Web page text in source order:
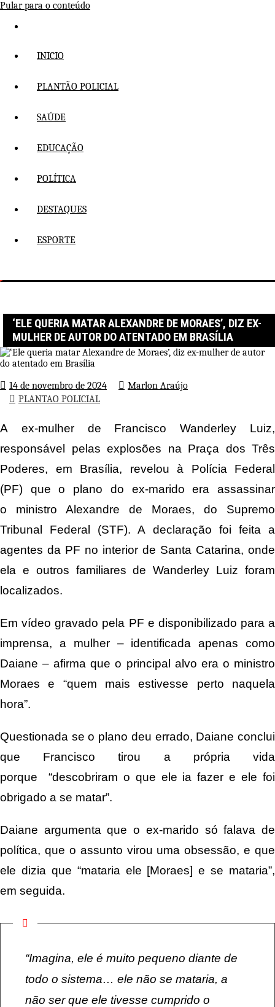
Pular para o conteúdo
INICIO
PLANTÃO POLICIAL
SAÚDE
EDUCAÇÃO
POLÍTICA
DESTAQUES
ESPORTE
‘ELE QUERIA MATAR ALEXANDRE DE MORAES’, DIZ EX-
MULHER DE AUTOR DO ATENTADO EM BRASÍLIA
14 de novembro de 2024
Marlon Araújo
PLANTAO POLICIAL
A ex-mulher de Francisco Wanderley Luiz,
responsável pelas explosões na Praça dos Três
Poderes, em Brasília, revelou à Polícia Federal
(PF) que o plano do ex-marido era assassinar
o ministro Alexandre de Moraes, do Supremo
Tribunal Federal (STF). A declaração foi feita a
agentes da PF no interior de Santa Catarina, onde
ela e outros familiares de Wanderley Luiz foram
localizados.
Em vídeo gravado pela PF e disponibilizado para a
imprensa, a mulher – identificada apenas como
Daiane – afirma que o principal alvo era o ministro
Moraes e “quem mais estivesse perto naquela
hora”.
Questionada se o plano deu errado, Daiane conclui
que Francisco tirou a própria vida
porque “descobriram o que ele ia fazer e ele foi
obrigado a se matar”.
Daiane argumenta que o ex-marido só falava de
política, que o assunto virou uma obsessão, e que
ele dizia que “mataria ele [Moraes] e se mataria”,
em seguida.
“Imagina, ele é muito pequeno diante de
todo o sistema… ele não se mataria, a
não ser que ele tivesse cumprido o